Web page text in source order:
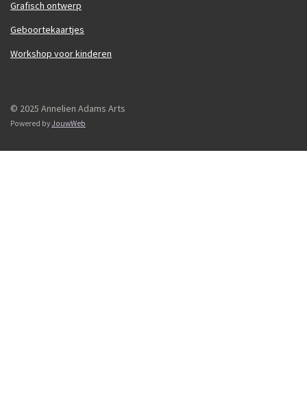
Grafisch ontwerp
Geboortekaartjes
Workshop voor kinderen
© 2025 Annelien Adams Arts
Powered by JouwWeb